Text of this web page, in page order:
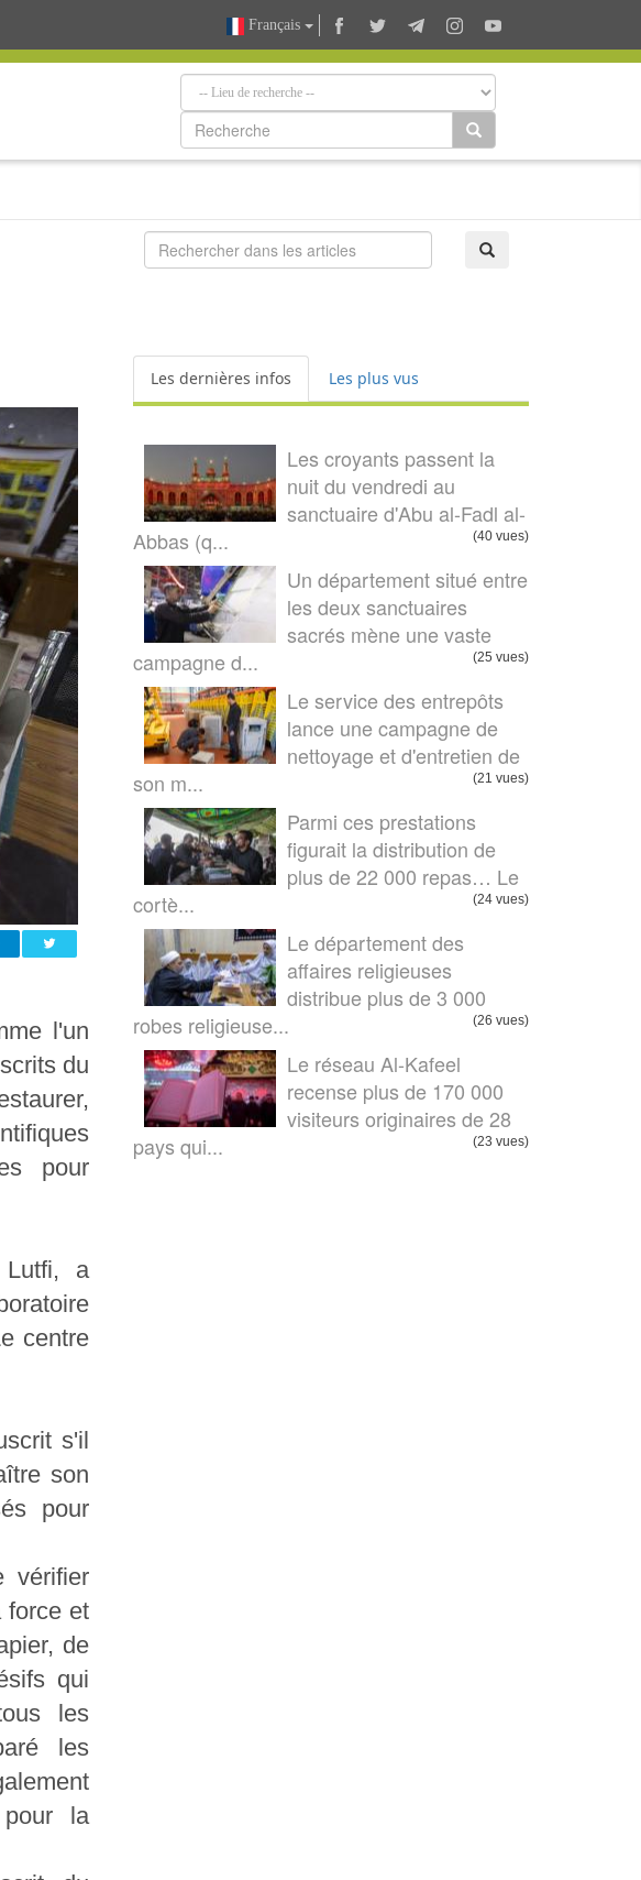
Français
l'un
du
pour
Lutfi, a
centre
s'il
son
pour
vérifier
force et
de
qui
les
les
la
Les dernières infos Les plus vus
Les croyants passent la
nuit du vendredi au
sanctuaire d'Abu al-Fadl al-
Abbas (q...
(40 vues)
Un département situé entre
les deux sanctuaires
sacrés mène une vaste
campagne d...
(25 vues)
Le service des entrepôts
lance une campagne de
nettoyage et d'entretien de
son m...
(21 vues)
Parmi ces prestations
figurait la distribution de
plus de 22 000 repas… Le
cortè...
(24 vues)
Le département des
affaires religieuses
distribue plus de 3 000
robes religieuse...
(26 vues)
Le réseau Al-Kafeel
recense plus de 170 000
visiteurs originaires de 28
pays qui...
(23 vues)